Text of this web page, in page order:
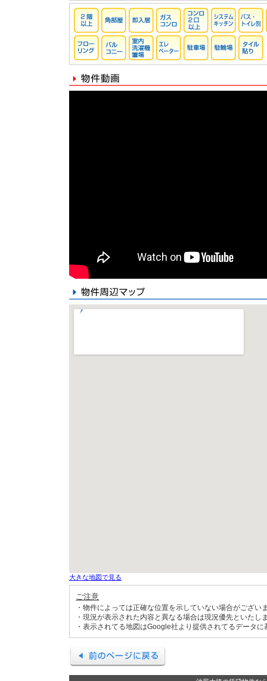
大きな地図で見る
ご注意
・物件によっては正確な位置を示していない場合がござい
・現況が表示された内容と異なる場合は現況優先といたし
・表示されてる地図はGoogle社より提供されてるデータ